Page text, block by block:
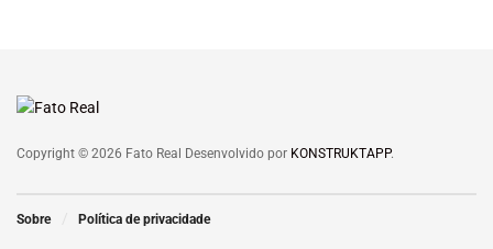
Copyright © 2026 Fato Real Desenvolvido por KONSTRUKTAPP.
Sobre Política de privacidade